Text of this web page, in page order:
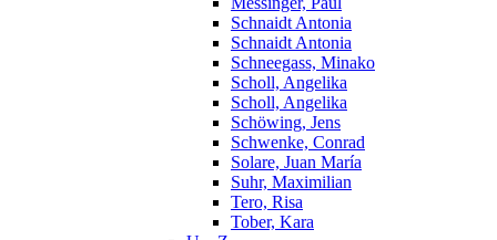
Schnaidt Antonia
Schnaidt Antonia
Schneegass, Minako
Scholl, Angelika
Scholl, Angelika
Schöwing, Jens
Schwenke, Conrad
Solare, Juan María
Suhr, Maximilian
Tero, Risa
Tober, Kara